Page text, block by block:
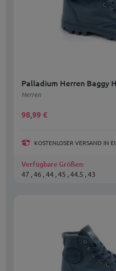
Palladium Herren Baggy
Herren
98,99 €
KOSTENLOSER VERSAND IN
Verfügbare Größen:
47 , 46 , 44 , 45 , 44.5 , 43